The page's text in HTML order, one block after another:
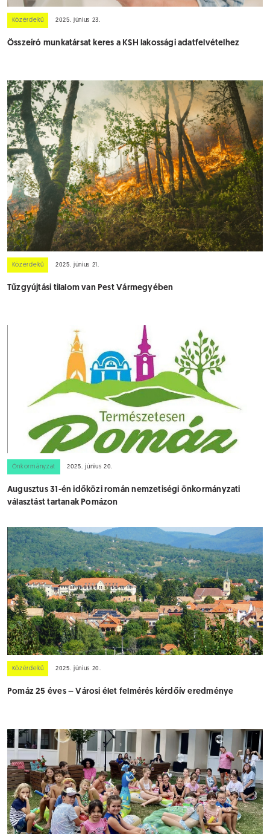
Közérdekű 2025. június 23.
Összeíró munkatársat keres a KSH lakossági adatfelvételhez
Közérdekű 2025. június 21.
Tűzgyújtási tilalom van Pest Vármegyében
Önkormányzat 2025. június 20.
Augusztus 31-én időközi román nemzetiségi önkormányzati
választást tartanak Pomázon
Közérdekű 2025. június 20.
Pomáz 25 éves – Városi élet felmérés kérdőív eredménye